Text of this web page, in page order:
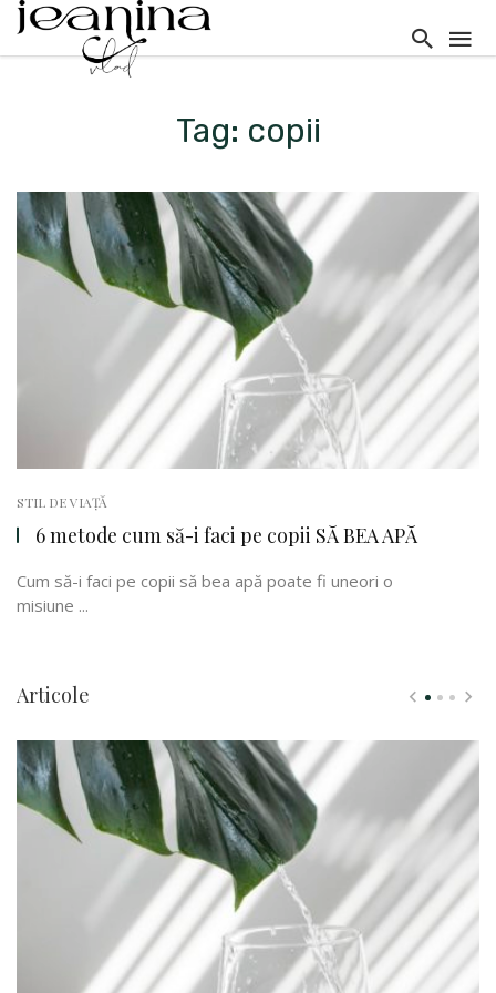
Tag: copii
STIL DE VIAȚĂ
6 metode cum să-i faci pe copii SĂ BEA APĂ
Cum să-i faci pe copii să bea apă poate fi uneori o
misiune ...
Articole